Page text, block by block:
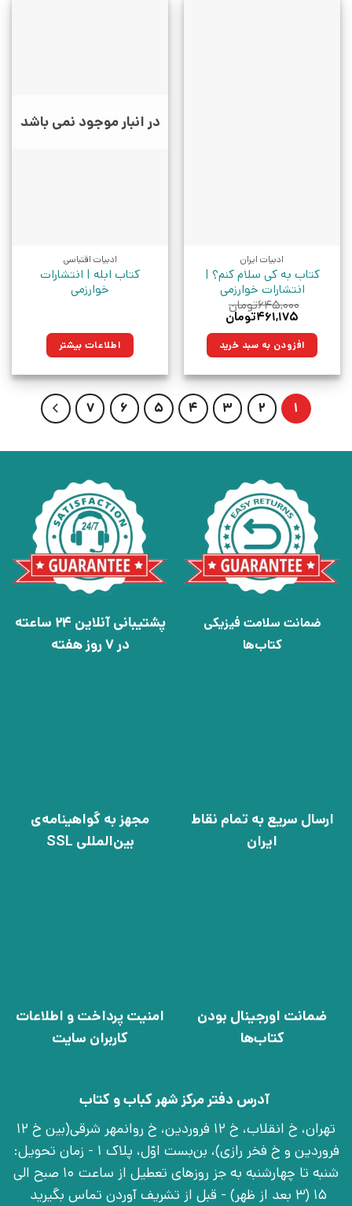
ادبیات ایران
کتاب به کی سلام کنم؟ |
انتشارات خوارزمی
۶۴۵,۰۰۰تومان
قیمت
۶۴۵,۰۰۰تومان
بود.
۴۶۱,۱۷۵تومان
۴۶۱,۱۷۵تومان.افزودن به سبد خرید
در انبار موجود نمی باشد
ادبیات اقتباسی
کتاب ابله | انتشارات
خوارزمی
اطلاعات بیشتر
1
2
3
4
5
6
7
ضمانت سلامت فیزیکی
کتاب‌ها
پشتیبانی آنلاین 24 ساعته
در 7 روز هفته
ارسال سریع به تمام نقاط
ایران
مجهز به گواهینامه‌ی
بین‌المللی SSL
ضمانت اورجینال بودن
کتاب‌ها
امنیت پرداخت و اطلاعات
کاربران سایت
آدرس دفتر مرکز شهر کباب و کتاب
تهران، خ انقلاب، خ 12 فروردین، خ روانمهر شرقی(بین خ 12
فروردین و خ فخر رازی)، بن‌بست اوّل، پلاک 1 - زمان تحویل:
شنبه تا چهارشنبه به جز روزهای تعطیل از ساعت 10 صبح الی
15 (3 بعد از ظهر) - قبل از تشریف آوردن تماس بگیرید